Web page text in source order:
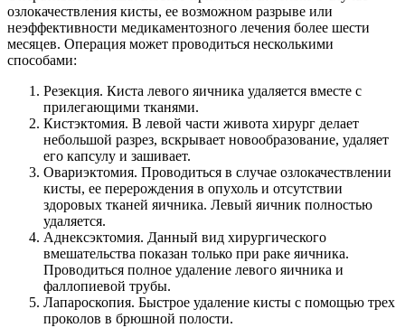
озлокачествления кисты, ее возможном разрыве или
неэффективности медикаментозного лечения более шести
месяцев. Операция может проводиться несколькими
способами:
Резекция. Киста левого яичника удаляется вместе с
прилегающими тканями.
Кистэктомия. В левой части живота хирург делает
небольшой разрез, вскрывает новообразование, удаляет
его капсулу и зашивает.
Овариэктомия. Проводиться в случае озлокачествлении
кисты, ее перерождения в опухоль и отсутствии
здоровых тканей яичника. Левый яичник полностью
удаляется.
Аднексэктомия. Данный вид хирургического
вмешательства показан только при раке яичника.
Проводиться полное удаление левого яичника и
фаллопиевой трубы.
Лапароскопия. Быстрое удаление кисты с помощью трех
проколов в брюшной полости.